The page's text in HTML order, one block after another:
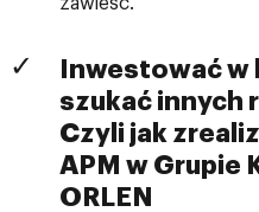
Inwestować w
szukać innych
Czyli jak
APM w Grupie
ORLEN